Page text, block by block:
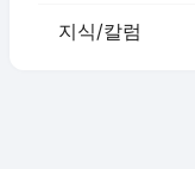
지식/칼럼